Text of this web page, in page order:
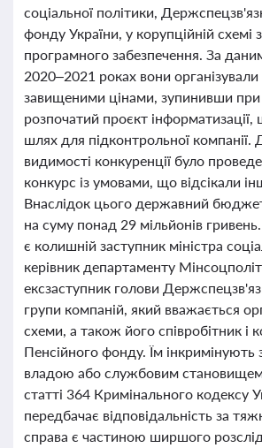
соціальної політики,
фонду України, у корупційній схемі
програмного забезпечення. За
2020–2021 роках вони організували
завищеними цінами, зупинивши
розпочатий проєкт інформатизації,
шлях для підконтрольної компанії.
видимості конкуренції було
конкурс із умовами, що відсікали
Внаслідок цього державний бюджет
на суму понад 29 мільйонів
є колишній заступник міністра
керівник департаменту
ексзаступник голови
групи компаній, який вважається
схеми, а також його співробітник і
Пенсійного фонду. Їм інкримінують
владою або службовим
статті 364 Кримінального кодексу
передбачає відповідальність за
справа є частиною ширшого